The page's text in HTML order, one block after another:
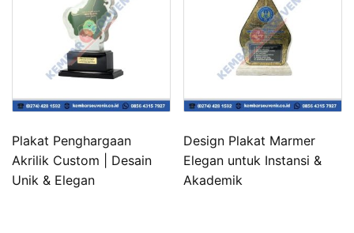
Plakat Penghargaan
Akrilik Custom | Desain
Unik & Elegan
Design Plakat Marmer
Elegan untuk Instansi &
Akademik